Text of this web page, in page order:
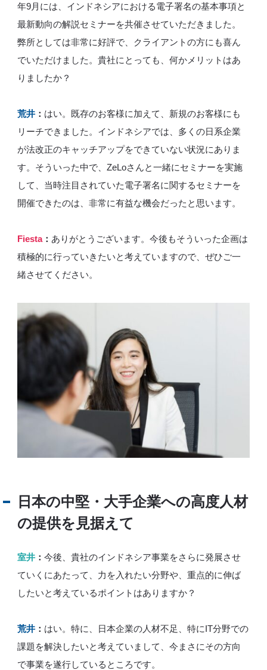
年9月には、インドネシアにおける電子署名の基本事項と
最新動向の解説セミナーを共催させていただきました。
弊所としては非常に好評で、クライアントの方にも喜ん
でいただけました。貴社にとっても、何かメリットはあ
りましたか？
荒井 ： はい。既存のお客様に加えて、新規のお客様にも
リーチできました。インドネシアでは、多くの日系企業
が法改正のキャッチアップをできていない状況にありま
す。そういった中で、ZeLoさんと一緒にセミナーを実施
して、当時注目されていた電子署名に関するセミナーを
開催できたのは、非常に有益な機会だったと思います。
Fiesta： ありがとうございます。今後もそういった企画は
積極的に行っていきたいと考えていますので、ぜひご一
緒させてください。
日本の中堅・大手企業への高度人材
の提供を見据えて
室井 ：今後、貴社のインドネシア事業をさらに発展させ
ていくにあたって、力を入れたい分野や、重点的に伸ば
したいと考えているポイントはありますか？
荒井 ： はい。特に、日本企業の人材不足、特にIT分野での
課題を解決したいと考えていまして、今まさにその方向
で事業を遂行しているところです。